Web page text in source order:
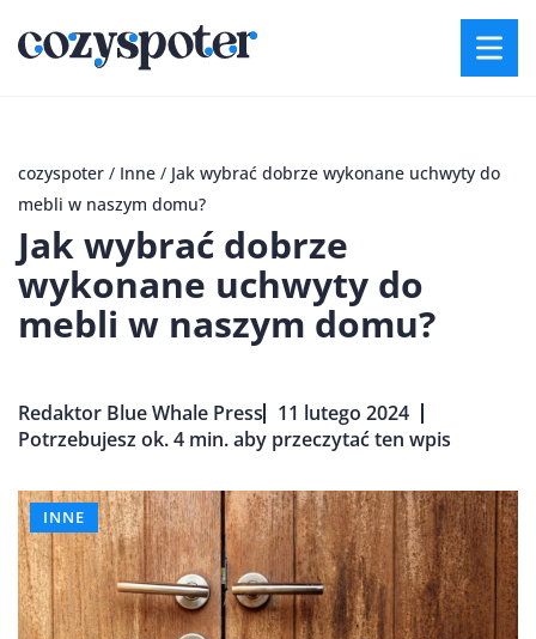
cozyspoter / Inne / Jak wybrać dobrze wykonane uchwyty do
mebli w naszym domu?
Jak wybrać dobrze
wykonane uchwyty do
mebli w naszym domu?
Redaktor Blue Whale Press
11 lutego 2024
Potrzebujesz ok. 4 min. aby przeczytać ten wpis
INNE